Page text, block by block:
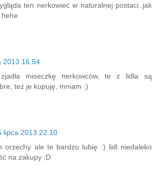
ten nerkowiec w naturalnej postaci..jak
hehe
2013 16:54
miseczkę nerkowców, te z lidla są
też je kupuję, mniam :)
lipca 2013 22:10
orzechy ale te bardzo lubię :) lidl niedaleko
na zakupy ;D